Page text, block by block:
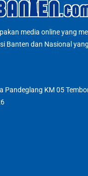
media online yang
Banten dan Nasional
Pandeglang KM 05